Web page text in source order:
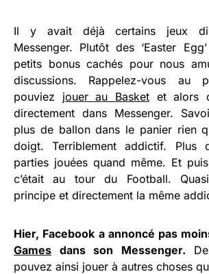
Il y avait déjà certains jeux
Messenger. Plutôt des ‘Easter
petits bonus cachés pour nous
discussions. Rappelez-vous au
pouviez jouer au Basketet alors
directement dans Messenger.
plus de ballon dans le panier rien
doigt. Terriblement addictif. Plus
parties jouées quand même. Et
c’était au tour du Football.
principe et directement la même
Hier, Facebook a annoncé pas
Games dans son Messenger.
pouvez ainsi jouer à autres choses